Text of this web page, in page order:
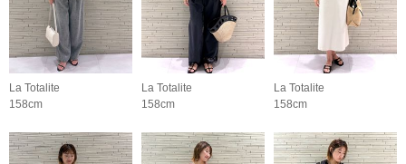
La Totalite
158cm
La Totalite
158cm
La Totalite
158cm